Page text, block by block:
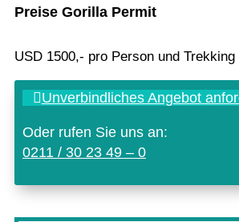
Preise Gorilla Permit
USD 1500,- pro Per­son und Trek­king
Unver­bind­li­ches Ange­bot
Oder rufen Sie uns an:
0211 / 30 23 49 – 0